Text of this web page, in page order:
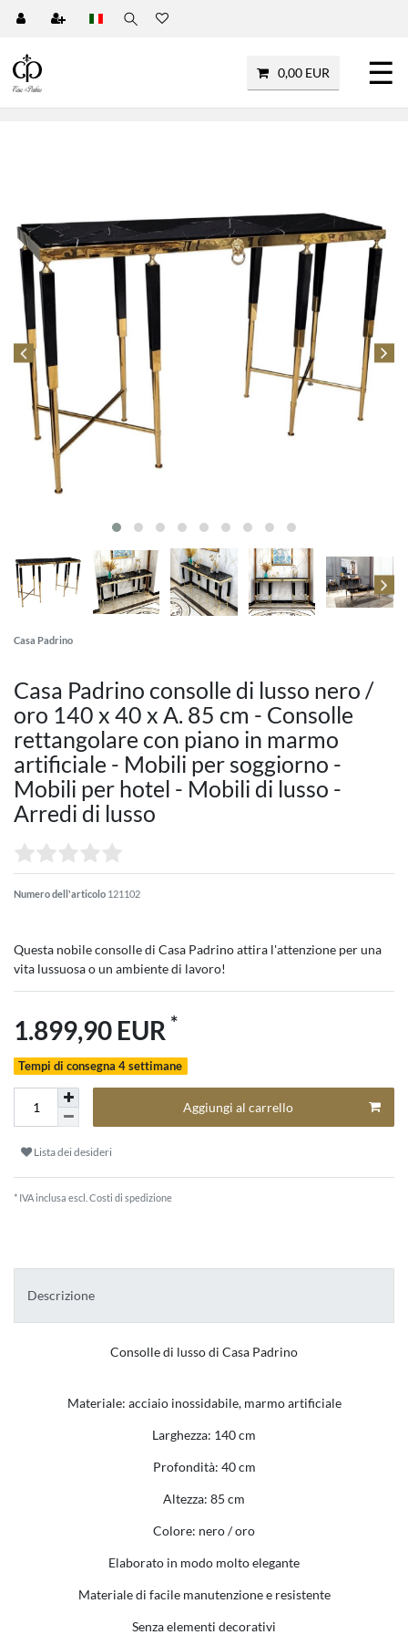
0,00 EUR ☰
Casa Padrino
Casa Padrino consolle di lusso nero /
oro 140 x 40 x A. 85 cm - Consolle
rettangolare con piano in marmo
artificiale - Mobili per soggiorno -
Mobili per hotel - Mobili di lusso -
Arredi di lusso
Numero dell'articolo 121102
Questa nobile consolle di Casa Padrino attira l'attenzione per una
vita lussuosa o un ambiente di lavoro!
1.899,90 EUR *
Tempi di consegna 4 settimane
Aggiungi al carrello
Lista dei desideri
* IVA inclusa escl. Costi di spedizione
Descrizione
Consolle di lusso di Casa Padrino
Materiale: acciaio inossidabile, marmo artificiale
Larghezza: 140 cm
Profondità: 40 cm
Altezza: 85 cm
Colore: nero / oro
Elaborato in modo molto elegante
Materiale di facile manutenzione e resistente
Senza elementi decorativi